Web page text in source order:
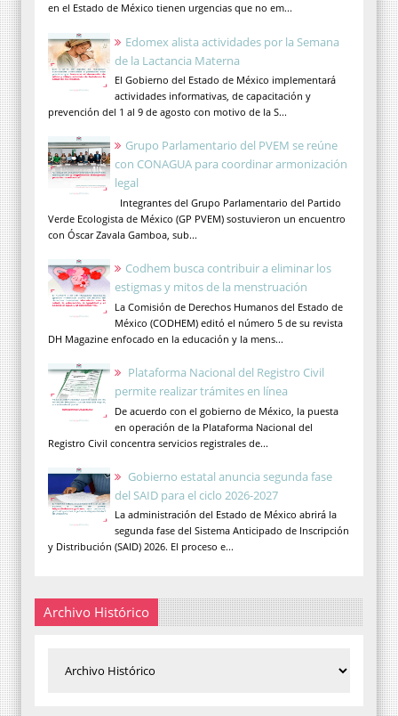
en el Estado de México tienen urgencias que no em...
Edomex alista actividades por la Semana
de la Lactancia Materna
El Gobierno del Estado de México implementará
actividades informativas, de capacitación y
prevención del 1 al 9 de agosto con motivo de la S...
Grupo Parlamentario del PVEM se reúne
con CONAGUA para coordinar armonización
legal
Integrantes del Grupo Parlamentario del Partido
Verde Ecologista de México (GP PVEM) sostuvieron un encuentro
con Óscar Zavala Gamboa, sub...
Codhem busca contribuir a eliminar los
estigmas y mitos de la menstruación
La Comisión de Derechos Humanos del Estado de
México (CODHEM) editó el número 5 de su revista
DH Magazine enfocado en la educación y la mens...
Plataforma Nacional del Registro Civil
permite realizar trámites en línea
De acuerdo con el gobierno de México, la puesta
en operación de la Plataforma Nacional del
Registro Civil concentra servicios registrales de...
Gobierno estatal anuncia segunda fase
del SAID para el ciclo 2026-2027
La administración del Estado de México abrirá la
segunda fase del Sistema Anticipado de Inscripción
y Distribución (SAID) 2026. El proceso e...
Archivo Histórico